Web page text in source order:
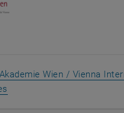
Wien / Vienna